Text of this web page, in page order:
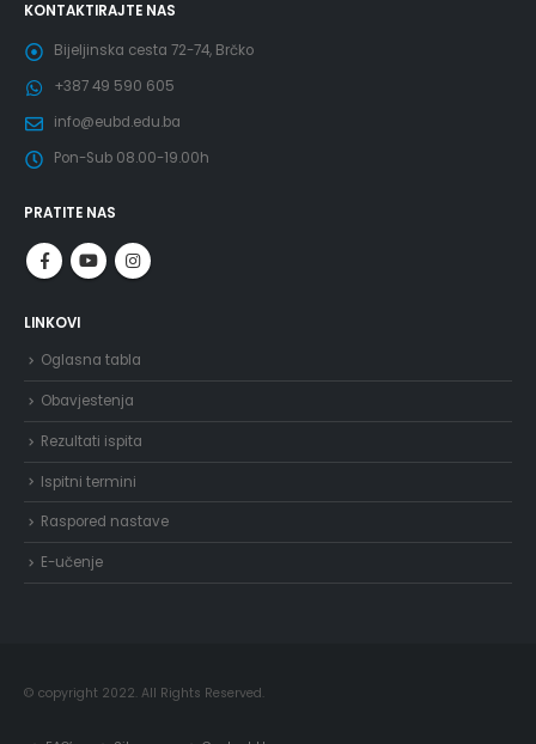
KONTAKTIRAJTE NAS
Bijeljinska cesta 72-74, Brčko
+387 49 590 605
info@eubd.edu.ba
Pon-Sub 08.00-19.00h
PRATITE NAS
LINKOVI
Oglasna tabla
Obavjestenja
Rezultati ispita
Ispitni termini
Raspored nastave
E-učenje
© copyright 2022. All Rights Reserved.